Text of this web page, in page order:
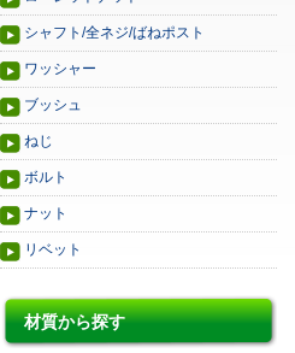
シャフト/全ネジ/ばねポスト
ワッシャー
ブッシュ
ねじ
ボルト
ナット
リベット
材質から探す